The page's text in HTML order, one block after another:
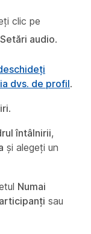
clic pe
Setări audio.
dvs. de profil.
.
întâlnirii,
și alegeți un
Numai
sau